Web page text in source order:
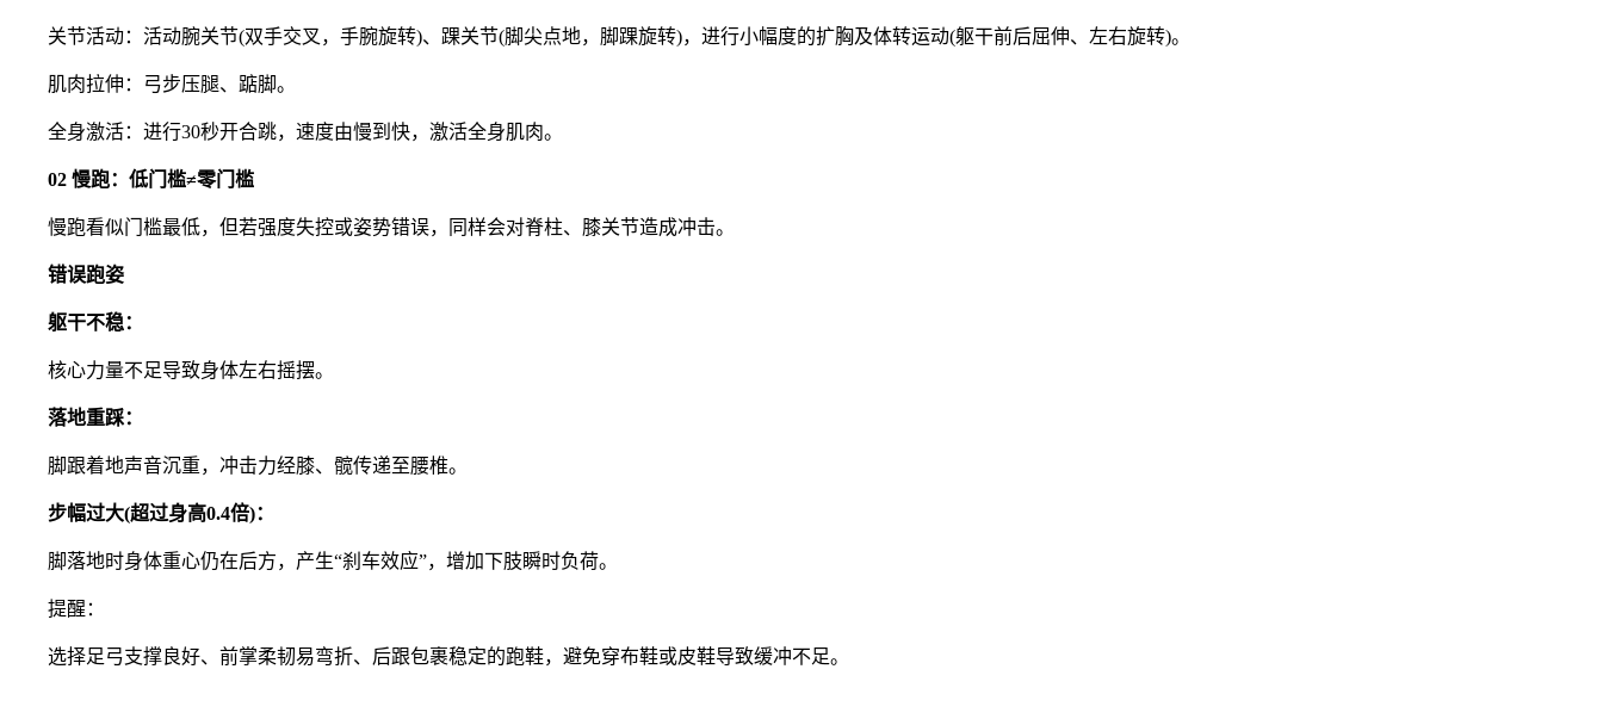
关节活动：活动腕关节(双手交叉，手腕旋转)、踝关节(脚尖点地，脚踝旋转)，进行小幅度的扩胸及体转运动(躯干前后屈伸、左右旋转)。
肌肉拉伸：弓步压腿、踮脚。
全身激活：进行30秒开合跳，速度由慢到快，激活全身肌肉。
02 慢跑：低门槛≠零门槛
慢跑看似门槛最低，但若强度失控或姿势错误，同样会对脊柱、膝关节造成冲击。
错误跑姿
躯干不稳：
核心力量不足导致身体左右摇摆。
落地重踩：
脚跟着地声音沉重，冲击力经膝、髋传递至腰椎。
步幅过大(超过身高0.4倍)：
脚落地时身体重心仍在后方，产生“刹车效应”，增加下肢瞬时负荷。
提醒：
选择足弓支撑良好、前掌柔韧易弯折、后跟包裹稳定的跑鞋，避免穿布鞋或皮鞋导致缓冲不足。